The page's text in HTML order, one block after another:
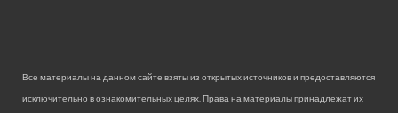
Все материалы на данном сайте взяты из открытых источников и предоставляются
исключительно в ознакомительных целях. Права на материалы принадлежат их